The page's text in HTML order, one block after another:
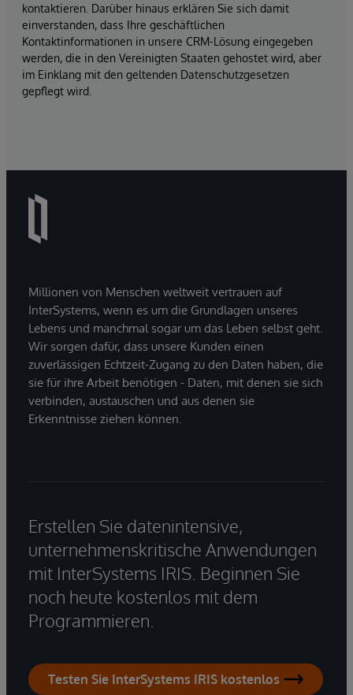
kontaktieren. Darüber hinaus erklären Sie sich damit
einverstanden, dass Ihre geschäftlichen
Kontaktinformationen in unsere CRM-Lösung eingegeben
werden, die in den Vereinigten Staaten gehostet wird, aber
im Einklang mit den geltenden Datenschutzgesetzen
gepflegt wird.
Millionen von Menschen weltweit vertrauen auf
InterSystems, wenn es um die Grundlagen unseres
Lebens und manchmal sogar um das Leben selbst geht.
Wir sorgen dafür, dass unsere Kunden einen
zuverlässigen Echtzeit-Zugang zu den Daten haben, die
sie für ihre Arbeit benötigen - Daten, mit denen sie sich
verbinden, austauschen und aus denen sie
Erkenntnisse ziehen können.
Erstellen Sie datenintensive,
unternehmenskritische Anwendungen
mit InterSystems IRIS. Beginnen Sie
noch heute kostenlos mit dem
Programmieren.
Testen Sie InterSystems IRIS kostenlos